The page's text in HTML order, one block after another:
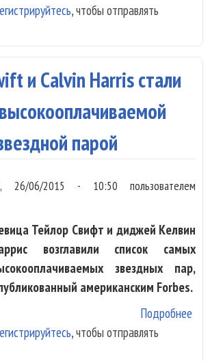
, чтобы отправлять
и Calvin Harris стали
парой
26/06/2015 - 10:50 пользователем
Тейлор Свифт и диджей Келвин
возглавили список самых
звездных пар,
американским Forbes.
Подробнее
, чтобы отправлять